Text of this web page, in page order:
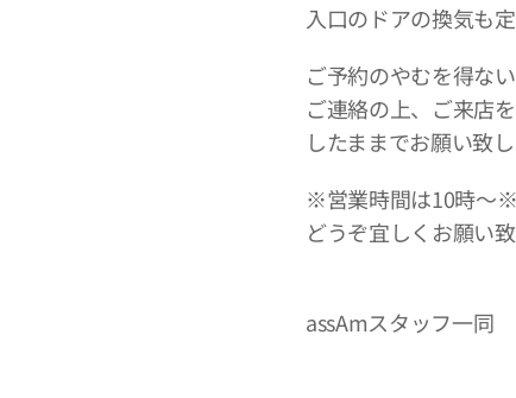
入口のドアの換気も
ご予約のやむを得な
ご連絡の上、ご来店
したままでお願い致し
※営業時間は10時〜
どうぞ宜しくお願い致
assAmスタッフ一同